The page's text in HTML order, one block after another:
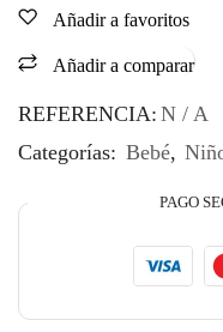
Añadir a favoritos
Añadir a comparar
REFERENCIA: N / A
Categorías: Bebé,
PAGO